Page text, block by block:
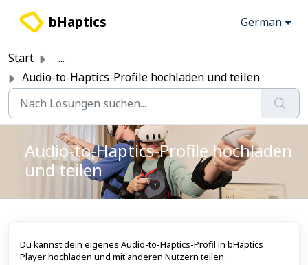
bHaptics German
Start
...
Audio-to-Haptics-Profile hochladen und teilen
Audio-to-Haptics-Profile hochladen
und teilen
Du kannst dein eigenes Audio-to-Haptics-Profil in bHaptics
Player hochladen und mit anderen Nutzern teilen.